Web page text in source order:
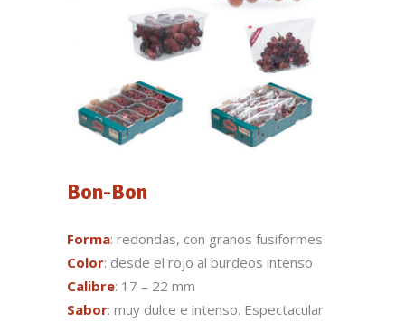
Bon-Bon
Forma: redondas, con granos fusiformes
Color: desde el rojo al burdeos intenso
Calibre: 17 – 22 mm
Sabor: muy dulce e intenso. Espectacular